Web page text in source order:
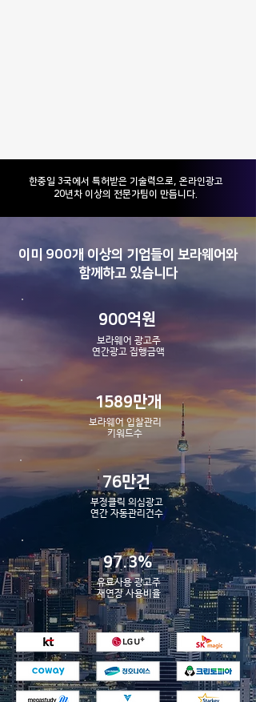
​한중일 3국에서 특허받은 기술력으로, 온라인광고
20년차 이상의 전문가팀이 만듭니다.
이미 900개 이상의 기업들이 보라웨어와
함께하고 있습니다
900억원
보라웨어 광고주
​연간광고 집행금액
1589만개
보라웨어 입찰관리
​키워드수
76만건
부정클릭 의심광고
​연간 자동관리건수
97.3%
유료사용 광고주
​재연장 사용비율